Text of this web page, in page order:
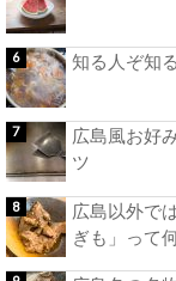
知る人ぞ知
広島風お好
ツ
広島以外で
ぎも」って